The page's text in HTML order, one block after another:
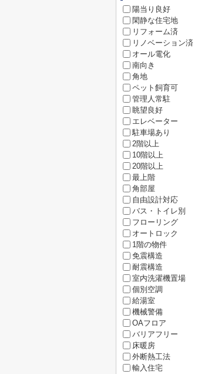
陽当り良好
閑静な住宅地
リフォーム済
リノベーション済
オール電化
南向き
角地
ペット飼育可
管理人常駐
眺望良好
エレベーター
駐車場あり
2階以上
10階以上
20階以上
最上階
角部屋
自由設計対応
バス・トイレ別
フローリング
オートロック
1階の物件
免震構造
耐震構造
室内洗濯機置場
個別空調
給湯室
機械警備
OAフロア
バリアフリー
床暖房
外断熱工法
輸入住宅